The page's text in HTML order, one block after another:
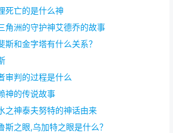
死亡的是什么神
角洲的守护神艾德乔的故事
斯和金字塔有什么关系？
审判的过程是什么
神的传说故事
之神泰夫努特的神话由来
斯之眼,乌加特之眼是什么？